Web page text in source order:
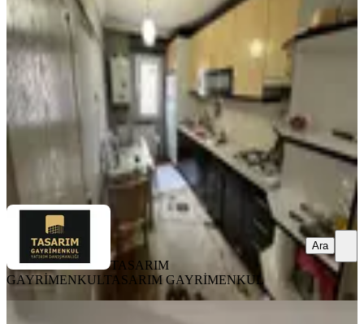
Sincan, Maraşal Çakmak Mahallesi
2+1 ·90 m² · 29.07.2026
2.099.000 ₺
TASARIM GAYRİMENKULTASARIM GAYRİMENKUL
TASARIM
GAYRİMENKULTASARIM GAYRİMENKUL
Ara